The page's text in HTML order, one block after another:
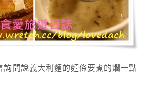
詢問說義大利麵的麵條要煮的爛一點